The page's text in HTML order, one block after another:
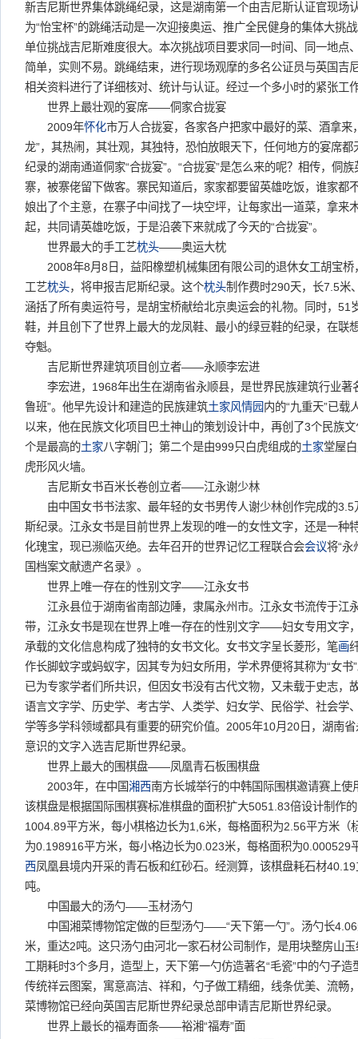
新吉尼斯世界集体跳绳纪录，这是湖南第一个由吉尼斯认证官现场
为“怡宝杯”的跳绳活动是一次迎接奥运、推广全民健身的集体大挑
单位挑战吉尼斯难度很大。本次挑战项目要求同一时间、同一地点
简单，实则不易。跳绳结束，进行现场观摩的多名公证员与英国吉
相关资料进行了详细核对、统计与认证。经过一个多小时的紧张工
世界上最壮观的宴席——侗家合拢宴
2009年怀化市万人合拢宴，各家各户把家中最好的菜、酒拿来
龙”，其热闹，其壮观，其独特，恐怕放眼天下，任何地方的宴席
纪录的湖南通道侗家“合拢宴”。“合拢宴”是怎么来的呢？相传，侗
寨，被寨佬留下做客。寨民知道后，家家都要留英雄吃饭，谁家都
娘出了个主意，在寨子中间找了一块空坪，让每家出一道菜，拿来
起，共同请英雄吃饭，于是沿袭下来就成了今天的“合拢宴”。
世界最大的手工艺枕头——奥运大枕
2008年8月8日，益阳橡塑机械集团有限公司的退休女工胡宝桥
工艺枕头，将申报吉尼斯纪录。这个枕头制作费时290天，长7.5米
涵括了所有奥运符号，是胡宝桥献给北京奥运会的礼物。同时，51
鞋，并且创下了世界上最大的龙凤鞋、最小的绿豆鞋的纪录，在联
夺魁。
吉尼斯世界建筑项目创立者——永顺李宏进
李宏进，1968年出生在湖南省永顺县，是世界民族建筑行业著
鲁班”。他早先设计和建造的民族建筑土家风情园内的“九重天”已载
以来，他在民族文化项目巴土神山的策划设计中，再创了3个民族
个是最高的土家八字朝门；第二个是由999只白虎组成的土家堂屋
虎形风火墙。
吉尼斯女书百米长卷创立者——江永谢少林
由中国女书书法家、最年轻的女书男传人谢少林创作完成的3.5
斯纪录。江永女书是目前世界上发现的唯一的女性文字，还是一种
化瑰宝，现已濒临灭绝。去年召开的世界记忆工程联合会会议将“永
国档案文献遗产名录》。
世界上唯一存在的性别文字——江永女书
江永县位于湖南省南部边陲，隶属永州市。江永女书流传于江
带，江永女书是现在世界上唯一存在的性别文字——妇女专用文字
承载的文化信息构成了独特的女书文化。女书文字呈长菱形，笔画
作长脚蚊字或蚂蚁字，因其专为妇女所用，学术界便将其称为“女书
已为专家学者们所共识，但因女书没有古代文物，又未载于史志，
语言文字学、历史学、考古学、人类学、妇女学、民俗学、社会学
学等多学科领域都具有重要的研究价值。2005年10月20日，湖南
意识的文字入选吉尼斯世界纪录。
世界上最大的围棋盘——凤凰青石板围棋盘
2003年，在中国湘西南方长城举行的中韩国际围棋邀请赛上
该棋盘是根据国际围棋赛标准棋盘的面积扩大5051.83倍设计制作
1004.89平方米，每小棋格边长为1,6米，每格面积为2.56平方米（
为0.198916平方米，每小格边长为0.023米，每格面积为0.000529
西凤凰县境内开采的青石板和红砂石。经测算，该棋盘耗石材
吨。
中国最大的汤勺——玉材汤勺
中国湘菜博物馆定做的巨型汤勺——“天下第一勺”。汤勺长4.06
米，重达2吨。这只汤勺由河北一家石材公司制作，是用块整房山
工期耗时3个多月，造型上，天下第一勺仿造著名“毛瓷”中的勺子
传统祥云图案，寓意高洁、祥和，勺子做工精细，线条优美、流畅
菜博物馆已经向英国吉尼斯世界纪录总部申请吉尼斯世界纪录。
世界上最长的福寿面条——裕湘“福寿”面